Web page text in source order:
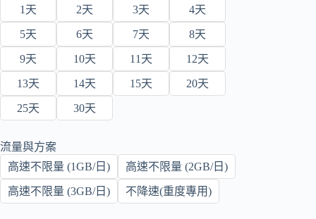
1天
2天 3天 4天
5天 6天 7天 8天
9天 10天 11天 12天
13天 14天 15天 20天
25天 30天
流量與方案
高速不限量 (1GB/日)
高速不限量 (2GB/日)
高速不限量 (3GB/日) 不降速(重度專用)